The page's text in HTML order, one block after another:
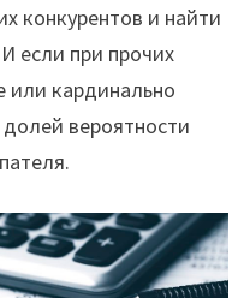
конкурентов и найти
если при прочих
или кардинально
вероятности